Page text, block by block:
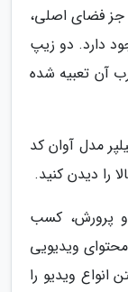
جز فضای اصلی،
دارد. دو زیپ
آن تعبیه شده
مدل آوان کد
پرورش، کسب
ویدیویی
انواع ویدیو را